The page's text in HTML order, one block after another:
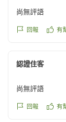
しの際は、
お客様のま
尚無評語
回報 有
認證住客
尚無評語
回報 有